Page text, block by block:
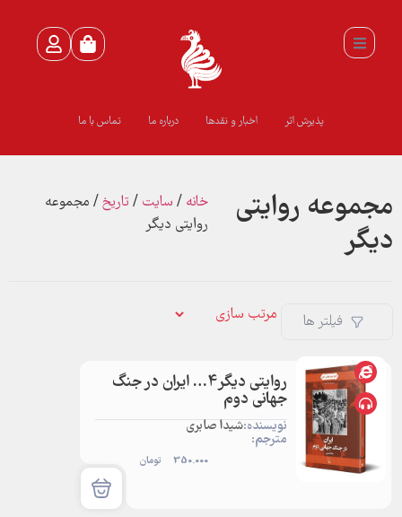
پذیرش اثر اخبار و نقدها درباره ما تماس با ما
مجموعه روايتي
ديگر
خانه / سايت / تاريخ/ مجموعه
روايتي ديگر
فیلتر ها
روایتی دیگر4… ایران در جنگ
جهانی دوم
نویسنده:شیدا صابری
مترجم:
350.000 تومان